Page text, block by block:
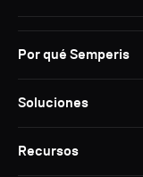
Por qué Semperis
Soluciones
Recursos